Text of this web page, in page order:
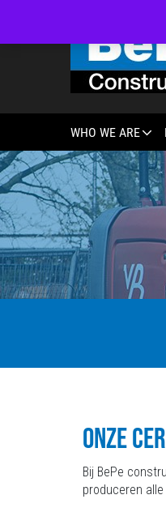
WHO WE ARE
ONZE
Bij BePe
produceren